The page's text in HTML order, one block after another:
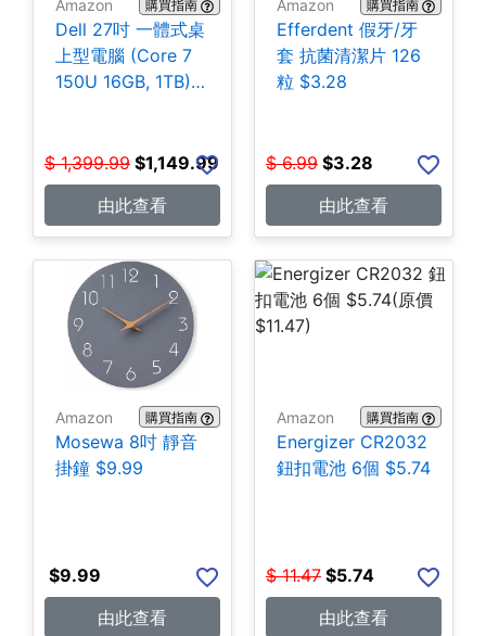
Amazon 購買指南
Dell 27吋 一體式桌
上型電腦 (Core 7
150U 16GB, 1TB)
$ 1,399.99 $1,149.99
由此查看
Amazon 購買指南
Efferdent 假牙/牙
套 抗菌清潔片 126
粒 $3.28
$ 6.99 $3.28
由此查看
Amazon 購買指南
Mosewa 8吋 靜音
掛鐘 $9.99
$9.99
由此查看
Amazon 購買指南
Energizer CR2032
鈕扣電池 6個 $5.74
$ 11.47 $5.74
由此查看